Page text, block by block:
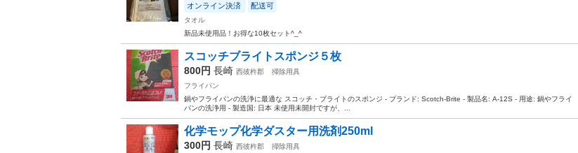
オンライン決済 配送可
タオル
新品未使用品！お得な10枚セット^_^
スコッチブライトスポンジ５枚
800円 長崎 西彼杵郡
掃除用具
フライパン
鍋やフライパンの洗浄に最適な スコッチ・ブライトのスポンジ - ブランド: Scotch-Brite - 製品名: A-12S - 用途: 鍋やフライ
パンの洗浄用 - 製造国: 日本 未使用未開封ですが、...
化学モップ化学ダスター用洗剤250ml
300円 長崎 西彼杵郡
掃除用具